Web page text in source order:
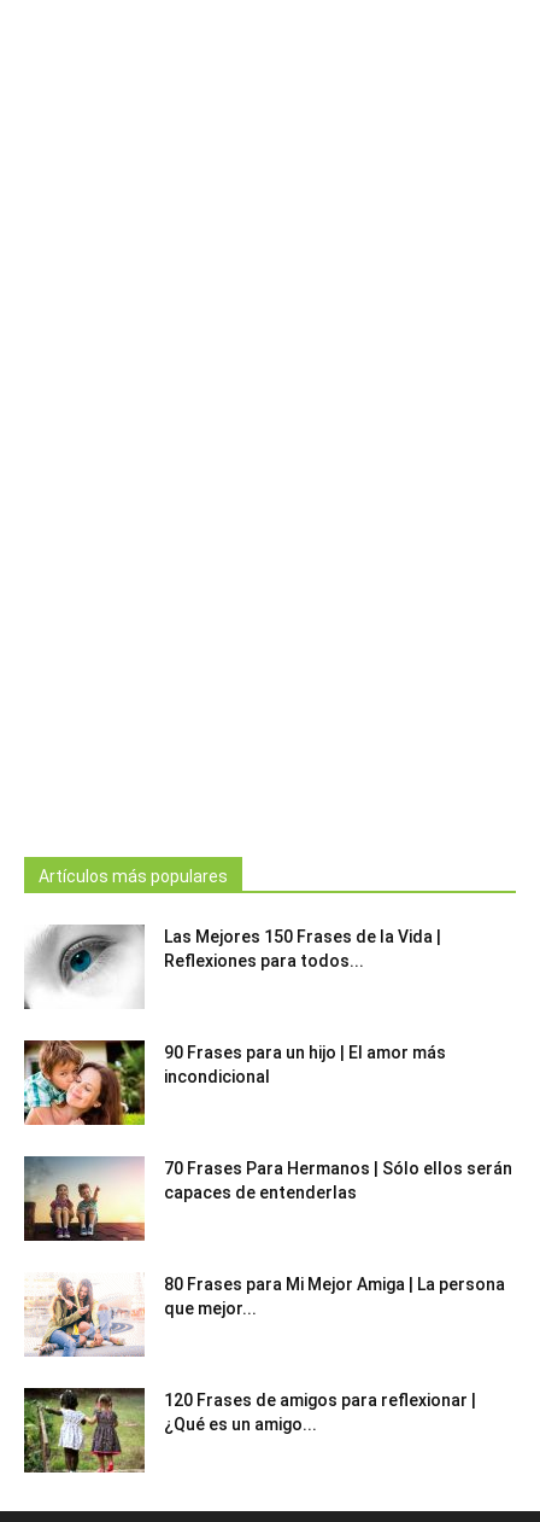
Artículos más populares
Las Mejores 150 Frases de la Vida |
Reflexiones para todos...
90 Frases para un hijo | El amor más
incondicional
70 Frases Para Hermanos | Sólo ellos serán
capaces de entenderlas
80 Frases para Mi Mejor Amiga | La persona
que mejor...
120 Frases de amigos para reflexionar |
¿Qué es un amigo...